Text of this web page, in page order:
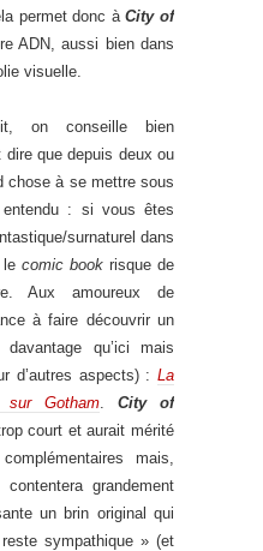
permet donc àCity of
ADN, aussi bien dans
visuelle.
on conseille bien
que depuis deux ou
chose à se mettre sous
: si vous êtes
surnaturel dans
le comic bookrisque de
Aux amoureux de
à faire découvrir un
qu’ici mais
d’autres aspects) : La
sur Gotham. City of
court et aurait mérité
mais,
grandement
un brin original qui
sympathique » (et